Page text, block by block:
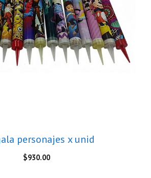
personajes x unid
$930.00